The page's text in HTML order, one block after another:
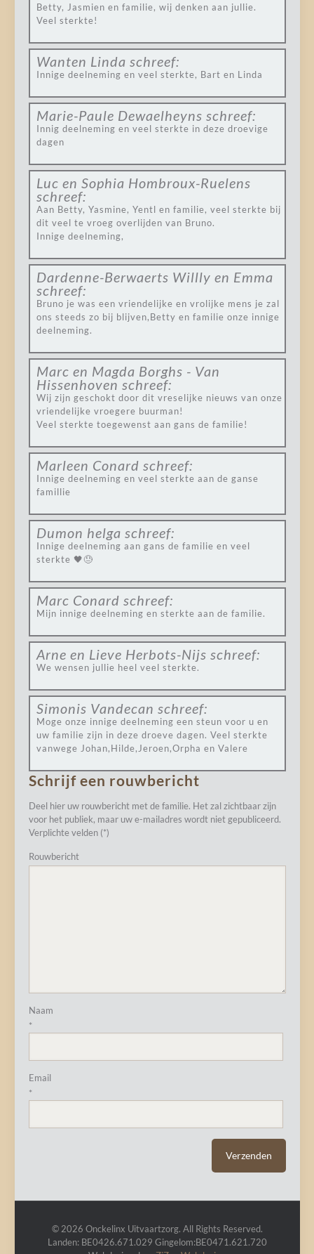
Betty, Jasmien en familie, wij denken aan jullie.
Veel sterkte!
Wanten Linda schreef:
Innige deelneming en veel sterkte, Bart en Linda
Marie-Paule Dewaelheyns schreef:
Innig deelneming en veel sterkte in deze droevige
dagen
Luc en Sophia Hombroux-Ruelens
schreef:
Aan Betty, Yasmine, Yentl en familie, veel sterkte bij
dit veel te vroeg overlijden van Bruno.
Innige deelneming,
Dardenne-Berwaerts Willly en Emma
schreef:
Bruno je was een vriendelijke en vrolijke mens je zal
ons steeds zo bij blijven,Betty en familie onze innige
deelneming.
Marc en Magda Borghs - Van
Hissenhoven schreef:
Wij zijn geschokt door dit vreselijke nieuws van onze
vriendelijke vroegere buurman!
Veel sterkte toegewenst aan gans de familie!
Marleen Conard schreef:
Innige deelneming en veel sterkte aan de ganse
famillie
Dumon helga schreef:
Innige deelneming aan gans de familie en veel
sterkte 🖤😓
Marc Conard schreef:
Mijn innige deelneming en sterkte aan de familie.
Arne en Lieve Herbots-Nijs schreef:
We wensen jullie heel veel sterkte.
Simonis Vandecan schreef:
Moge onze innige deelneming een steun voor u en
uw familie zijn in deze droeve dagen. Veel sterkte
vanwege Johan,Hilde,Jeroen,Orpha en Valere
Schrijf een rouwbericht
Deel hier uw rouwbericht met de familie. Het zal zichtbaar zijn
voor het publiek, maar uw e-mailadres wordt niet gepubliceerd.
Verplichte velden (*)
Rouwbericht
Naam
*
Email
*
© 2026 Onckelinx Uitvaartzorg. All Rights Reserved.
Landen: BE0426.671.029 Gingelom:BE0471.621.720